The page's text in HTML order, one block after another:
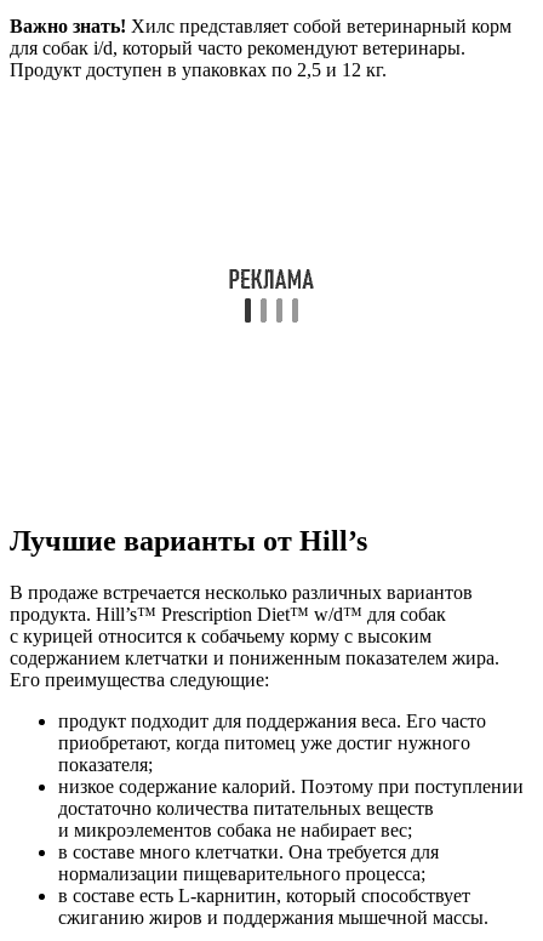
Важно знать! Хилс представляет собой ветеринарный корм
для собак i/d, который часто рекомендуют ветеринары.
Продукт доступен в упаковках по 2,5 и 12 кг.
Лучшие варианты от Hill’s
В продаже встречается несколько различных вариантов
продукта. Hill’s™ Prescription Diet™ w/d™ для собак
с курицей относится к собачьему корму с высоким
содержанием клетчатки и пониженным показателем жира.
Его преимущества следующие:
продукт подходит для поддержания веса. Его часто
приобретают, когда питомец уже достиг нужного
показателя;
низкое содержание калорий. Поэтому при поступлении
достаточно количества питательных веществ
и микроэлементов собака не набирает вес;
в составе много клетчатки. Она требуется для
нормализации пищеварительного процесса;
в составе есть L-карнитин, который способствует
сжиганию жиров и поддержания мышечной массы.